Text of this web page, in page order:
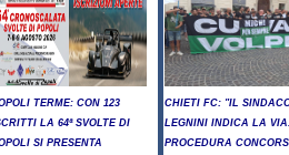
TERME: CON 123
LA 64ª SVOLTE DI
SI PRESENTA
CHIETI FC: "IL
LEGNINI INDICA LA
PROCEDURA